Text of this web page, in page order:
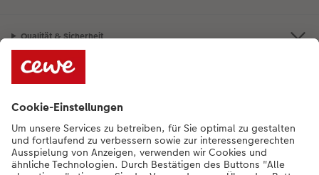
Qualität & Sicherheit
Unternehmen